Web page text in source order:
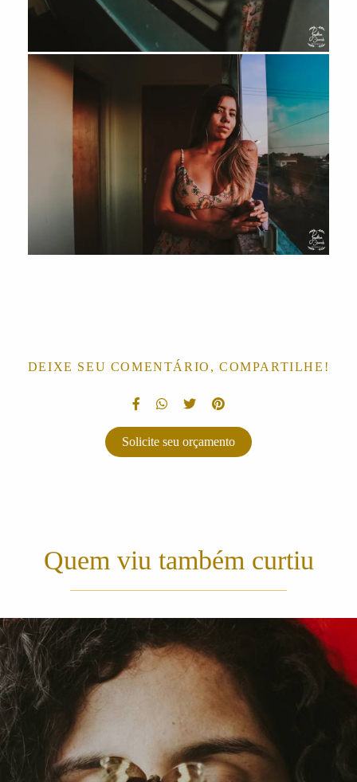
DEIXE SEU COMENTÁRIO, COMPARTILHE!
Solicite seu orçamento
Quem viu também curtiu